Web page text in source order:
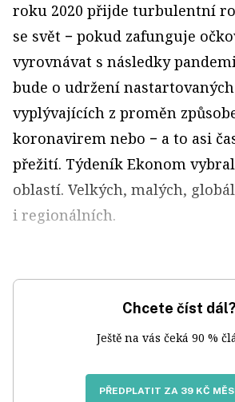
roku 2020 přijde turbulentní
se svět − pokud zafunguje
vyrovnávat s následky
bude o udržení
vyplývajících z proměn
koronavirem nebo − a to asi
přežití. Týdeník Ekonom
oblastí. Velkých, malých,
i regionálních.
Chcete číst dál?
Ještě na vás čeká 90 %
PŘEDPLATIT ZA 39 KČ